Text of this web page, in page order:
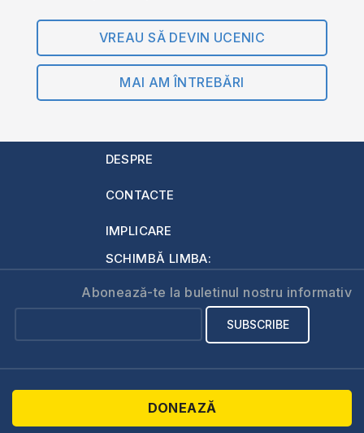
VREAU SĂ DEVIN UCENIC
MAI AM ÎNTREBĂRI
DESPRE
CONTACTE
IMPLICARE
SCHIMBĂ LIMBA:
Abonează-te la buletinul nostru informativ
DONEAZĂ